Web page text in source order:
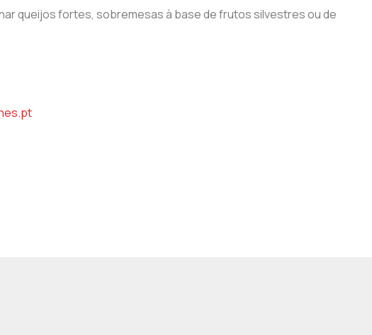
queijos fortes, sobremesas à base de frutos silvestres ou de